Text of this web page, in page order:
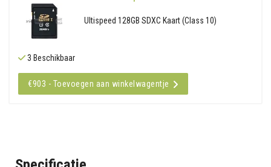
Ultispeed 128GB SDXC Kaart (Class 10)
3 Beschikbaar
€903 - Toevoegen aan winkelwagentje